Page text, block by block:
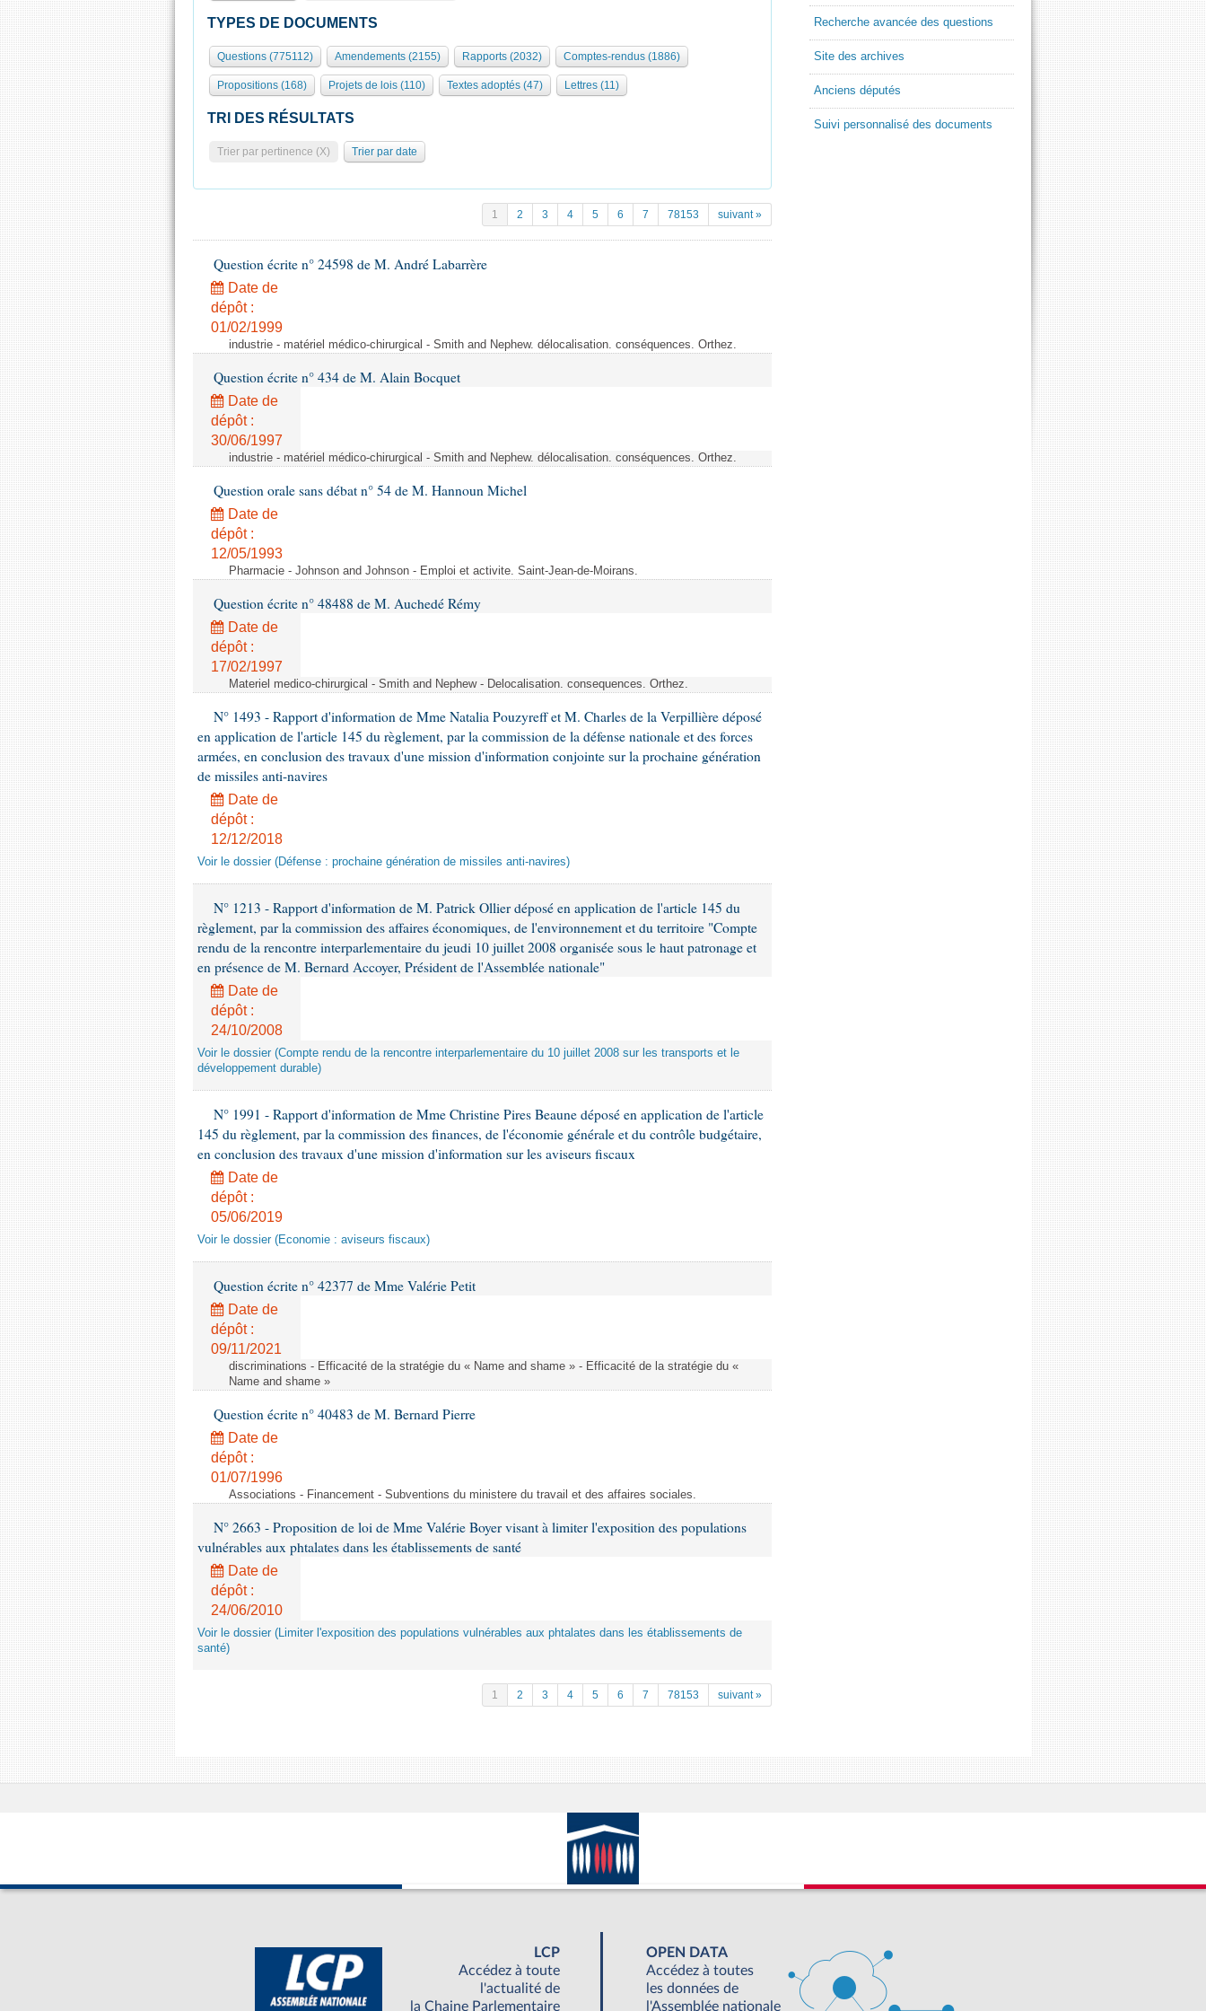
TYPES DE DOCUMENTS
Questions (775112) Amendements (2155) Rapports (2032) Comptes-rendus (1886)
Propositions (168) Projets de lois (110) Textes adoptés (47) Lettres (11)
TRI DES RÉSULTATS
Trier par pertinence (X) Trier par date
1 2 3 4 5 6 7 78153 suivant »
Question écrite n° 24598 de M. André Labarrère
Date de
dépôt :
01/02/1999
industrie - matériel médico-chirurgical - Smith and Nephew. délocalisation. conséquences. Orthez.
Question écrite n° 434 de M. Alain Bocquet
Date de
dépôt :
30/06/1997
industrie - matériel médico-chirurgical - Smith and Nephew. délocalisation. conséquences. Orthez.
Question orale sans débat n° 54 de M. Hannoun Michel
Date de
dépôt :
12/05/1993
Pharmacie - Johnson and Johnson - Emploi et activite. Saint-Jean-de-Moirans.
Question écrite n° 48488 de M. Auchedé Rémy
Date de
dépôt :
17/02/1997
Materiel medico-chirurgical - Smith and Nephew - Delocalisation. consequences. Orthez.
N° 1493 - Rapport d'information de Mme Natalia Pouzyreff et M. Charles de la Verpillière déposé
en application de l'article 145 du règlement, par la commission de la défense nationale et des forces
armées, en conclusion des travaux d'une mission d'information conjointe sur la prochaine génération
de missiles anti-navires
Date de
dépôt :
12/12/2018
Voir le dossier (Défense : prochaine génération de missiles anti-navires)
N° 1213 - Rapport d'information de M. Patrick Ollier déposé en application de l'article 145 du
règlement, par la commission des affaires économiques, de l'environnement et du territoire "Compte
rendu de la rencontre interparlementaire du jeudi 10 juillet 2008 organisée sous le haut patronage et
en présence de M. Bernard Accoyer, Président de l'Assemblée nationale"
Date de
dépôt :
24/10/2008
Voir le dossier (Compte rendu de la rencontre interparlementaire du 10 juillet 2008 sur les transports et le
développement durable)
N° 1991 - Rapport d'information de Mme Christine Pires Beaune déposé en application de l'article
145 du règlement, par la commission des finances, de l'économie générale et du contrôle budgétaire,
en conclusion des travaux d'une mission d'information sur les aviseurs fiscaux
Date de
dépôt :
05/06/2019
Voir le dossier (Economie : aviseurs fiscaux)
Question écrite n° 42377 de Mme Valérie Petit
Date de
dépôt :
09/11/2021
discriminations - Efficacité de la stratégie du « Name and shame » - Efficacité de la stratégie du «
Name and shame »
Question écrite n° 40483 de M. Bernard Pierre
Date de
dépôt :
01/07/1996
Associations - Financement - Subventions du ministere du travail et des affaires sociales.
N° 2663 - Proposition de loi de Mme Valérie Boyer visant à limiter l'exposition des populations
vulnérables aux phtalates dans les établissements de santé
Date de
dépôt :
24/06/2010
Voir le dossier (Limiter l'exposition des populations vulnérables aux phtalates dans les établissements de
santé)
1 2 3 4 5 6 7 78153 suivant »
Recherche avancée des questions
Site des archives
Anciens députés
Suivi personnalisé des documents
LCP
Accédez à toute
l'actualité de
la Chaine Parlementaire
OPEN DATA
Accédez à toutes
les données de
l'Assemblée nationale